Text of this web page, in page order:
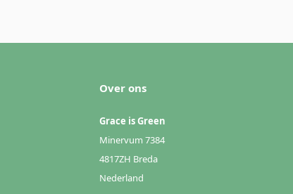
Over ons
Grace is Green
Minervum 7384
4817ZH Breda
Nederland